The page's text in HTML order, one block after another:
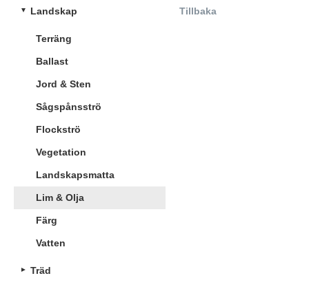
Landskap
Terräng
Ballast
Jord & Sten
Sågspånsströ
Flockströ
Vegetation
Landskapsmatta
Lim & Olja
Färg
Vatten
Träd
Tillbaka